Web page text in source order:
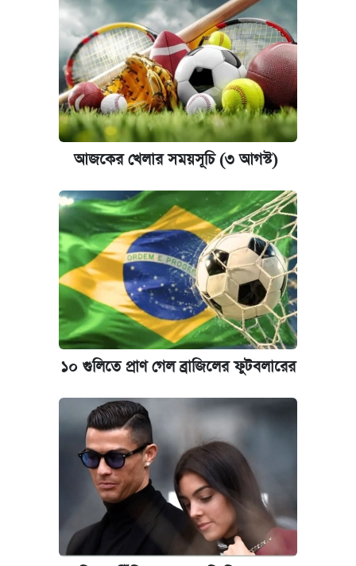
আজকের খেলার সময়সূচি (৩ আগস্ট)
১০ গুলিতে প্রাণ গেল ব্রাজিলের ফুটবলারের